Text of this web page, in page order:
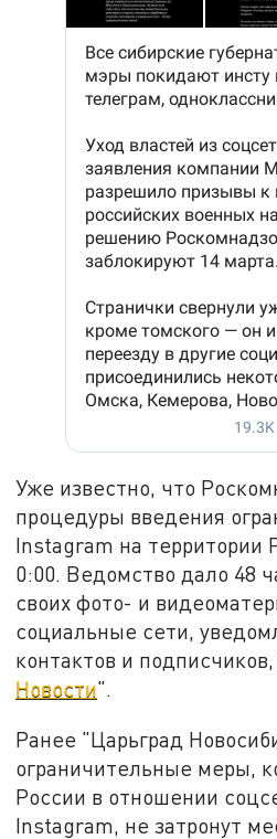
Уже известно, что
процедуры введения
Instagram на территории
0:00. Ведомство дало 48
своих фото- и
социальные сети,
контактов и
Новости".
Ранее "Царьград
ограничительные меры,
России в отношении
Instagram, не затронут